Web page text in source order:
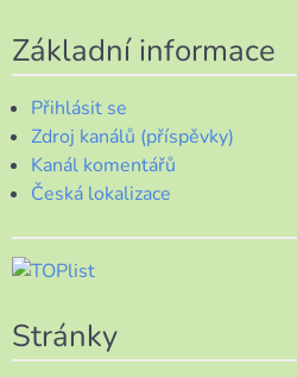
Základní informace
Přihlásit se
Zdroj kanálů (příspěvky)
Kanál komentářů
Česká lokalizace
Stránky